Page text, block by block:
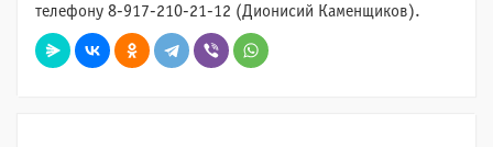
телефону 8-917-210-21-12 (Дионисий Каменщиков).